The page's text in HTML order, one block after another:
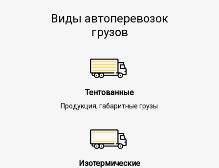
Виды автоперевозок
грузов
Тентованные
Продукция, габаритные грузы
Изотермические